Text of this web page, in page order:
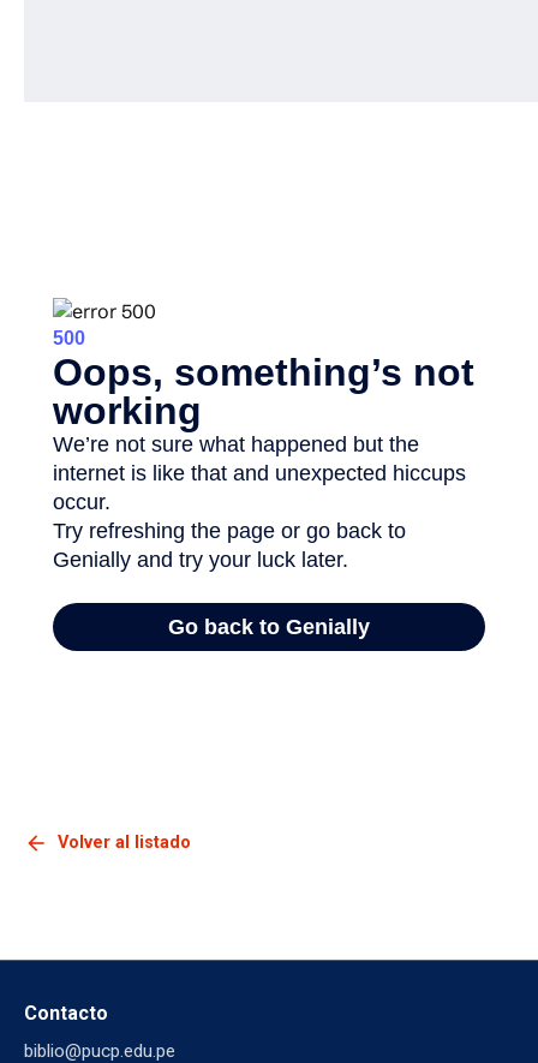
arrow_back Volver al listado
Contacto
biblio@pucp.edu.pe